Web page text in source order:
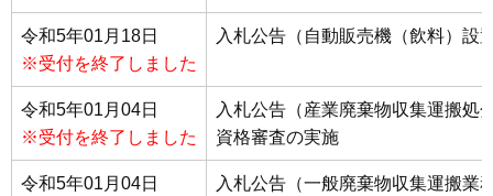
令和5年01月18日
※受付を終了しました
入札公告（自動販売機（飲料）設
令和5年01月04日
※受付を終了しました
入札公告（産業廃棄物収集運搬処
資格審査の実施
令和5年01月04日
入札公告（一般廃棄物収集運搬業